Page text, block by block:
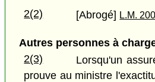
2(2)
[Abrogé] L.M.
Autres personnes à
2(3)
Lorsqu'un
prouve au ministre